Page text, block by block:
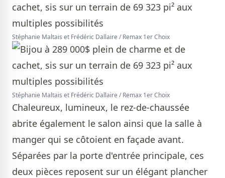
Stéphanie Maltais et Frédéric Dallaire / Remax 1er Choix
Stéphanie Maltais et Frédéric Dallaire / Remax 1er Choix
Chaleureux, lumineux, le rez-de-chaussée
abrite également le salon ainsi que la salle à
manger qui se côtoient en façade avant.
Séparées par la porte d'entrée principale, ces
deux pièces reposent sur un élégant plancher